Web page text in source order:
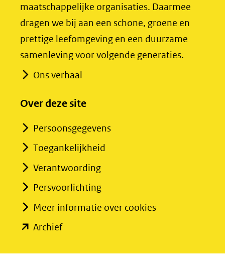
naar
een
andere
website)
naar
een
andere
website)
maatschappelijke organisaties. Daarmee
dragen we bij aan een schone, groene en
prettige leefomgeving en een duurzame
samenleving voor volgende generaties.
Ons verhaal
Over deze site
Persoonsgegevens
Toegankelijkheid
Verantwoording
Persvoorlichting
Meer informatie over cookies
Archief(opent